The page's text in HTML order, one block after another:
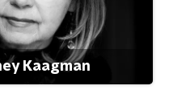
Kaagman